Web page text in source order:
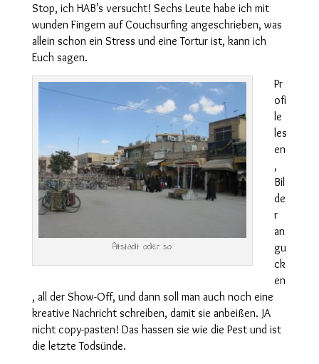
Stop, ich HAB’s versucht! Sechs Leute habe ich mit
wunden Fingern auf Couchsurfing angeschrieben, was
allein schon ein Stress und eine Tortur ist, kann ich
Euch sagen.
Altstadt oder so
Pr
ofi
le
les
en
,
Bil
de
r
an
gu
ck
en
, all der Show-Off, und dann soll man auch noch eine
kreative Nachricht schreiben, damit sie anbeißen. JA
nicht copy-pasten! Das hassen sie wie die Pest und ist
die letzte Todsünde.